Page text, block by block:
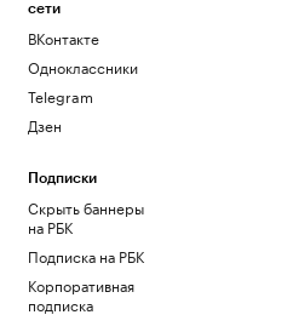
сети
ВКонтакте
Одноклассники
Telegram
Дзен
Подписки
Скрыть баннеры
на РБК
Подписка на РБК
Корпоративная
подписка